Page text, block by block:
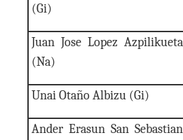
(Gi)
Juan Jose Lopez Azpilikueta
(Na)
Unai Otaño Albizu (Gi)
Ander Erasun San Sebastian